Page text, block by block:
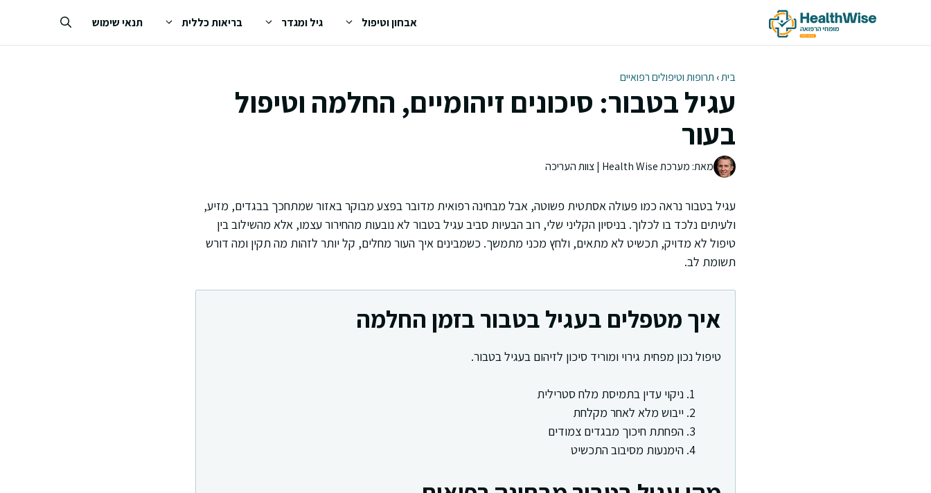
אבחון וטיפול גיל ומגדר בריאות כללית תנאי שימוש
בית› תרופות וטיפולים רפואיים
עגיל בטבור: סיכונים זיהומיים, החלמה וטיפול
בעור
מאת: מערכת Health Wise | צוות העריכה
עגיל בטבור נראה כמו פעולה אסתטית פשוטה, אבל מבחינה רפואית מדובר בפצע מבוקר באזור שמתחכך בבגדים, מזיע,
ולעיתים נלכד בו לכלוך. בניסיון הקליני שלי, רוב הבעיות סביב עגיל בטבור לא נובעות מהחירור עצמו, אלא מהשילוב בין
טיפול לא מדויק, תכשיט לא מתאים, ולחץ מכני מתמשך. כשמבינים איך העור מחלים, קל יותר לזהות מה תקין ומה דורש
תשומת לב.
איך מטפלים בעגיל בטבור בזמן החלמה
טיפול נכון מפחית גירוי ומוריד סיכון לזיהום בעגיל בטבור.
ניקוי עדין בתמיסת מלח סטרילית
ייבוש מלא לאחר מקלחת
הפחתת חיכוך מבגדים צמודים
הימנעות מסיבוב התכשיט